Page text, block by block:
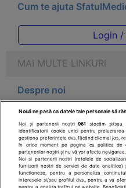
Cum te ajuta
Login /
MAI MULTE LINKURI
Despre noi
Legal
Drepturile
Parteneri
Nouă ne pasă ca datele tale personale să
Noi și partenerii noștri961
stocăm și/sau
identificatorii cookie unici pentru
gestiona preferințele dvs. făcând clic mai jos,
în orice moment pe pagina cu politica de
partenerilor noștri și nu vă vor afecta navigarea.
Noi si partenerii nostri (retelele de
furnizorii nostri de servicii de date
functioneze, pentru a personaliza
interesele si/sau profilul dvs., pentru a va
pentru a analiza traficul pe website.